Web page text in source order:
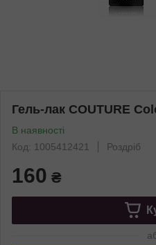
Гель-лак COUTURE
В наявності
Код: 1005412421
Роздріб
160 ₴